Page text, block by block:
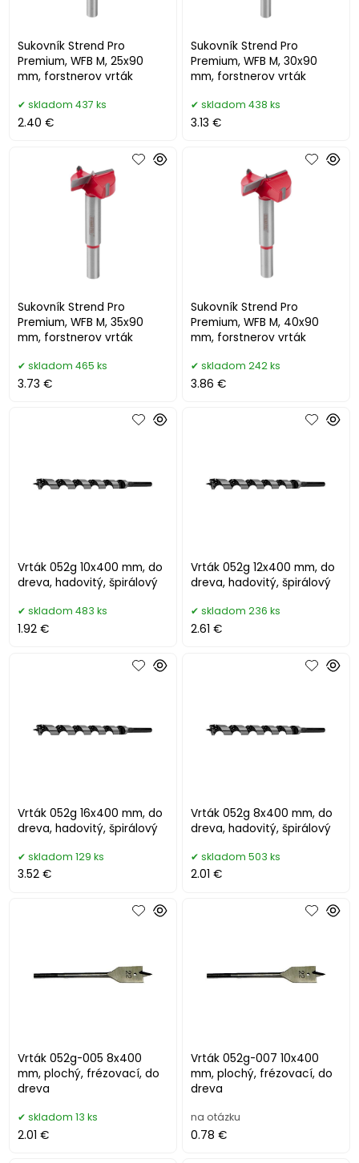
Sukovník Strend Pro
Premium, WFB M, 25x90
mm, forstnerov vrták
skladom 437 ks
2.40 €
Sukovník Strend Pro
Premium, WFB M, 30x90
mm, forstnerov vrták
skladom 438 ks
3.13 €
Sukovník Strend Pro
Premium, WFB M, 35x90
mm, forstnerov vrták
skladom 465 ks
3.73 €
Sukovník Strend Pro
Premium, WFB M, 40x90
mm, forstnerov vrták
skladom 242 ks
3.86 €
Vrták 052g 10x400 mm, do
dreva, hadovitý, špirálový
skladom 483 ks
1.92 €
Vrták 052g 12x400 mm, do
dreva, hadovitý, špirálový
skladom 236 ks
2.61 €
Vrták 052g 16x400 mm, do
dreva, hadovitý, špirálový
skladom 129 ks
3.52 €
Vrták 052g 8x400 mm, do
dreva, hadovitý, špirálový
skladom 503 ks
2.01 €
Vrták 052g-005 8x400
mm, plochý, frézovací, do
dreva
skladom 13 ks
2.01 €
Vrták 052g-007 10x400
mm, plochý, frézovací, do
dreva
na otázku
0.78 €